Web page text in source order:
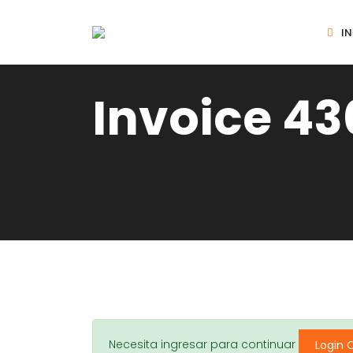
Invoice
Necesita ingresar para continuar Login